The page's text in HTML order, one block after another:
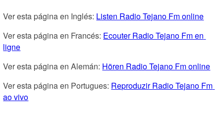
Ver esta página en Inglés: Listen Radio Tejano Fm online
Ver esta página en Francés: Ecouter Radio Tejano Fm en
ligne
Ver esta página en Alemán: Hören Radio Tejano Fm online
Ver esta página en Portugues: Reproduzir Radio Tejano Fm
ao vivo